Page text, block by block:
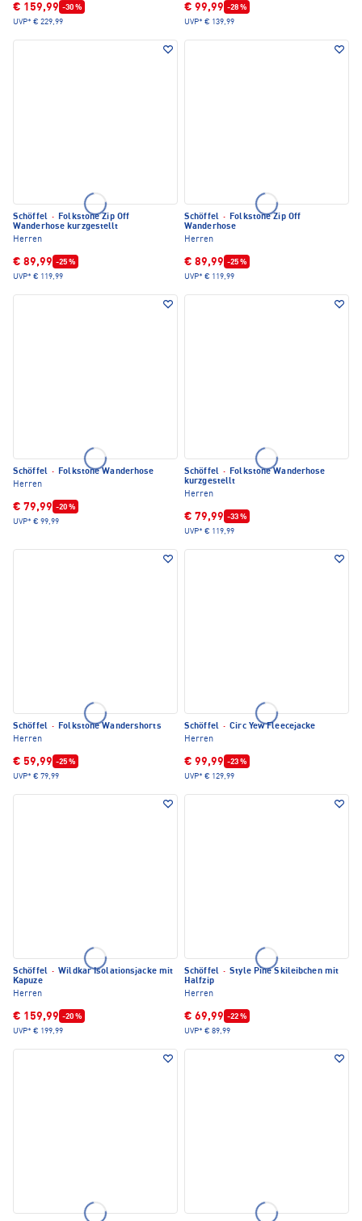
€ 159,99 -30 %
UVP* € 229,99
€ 99,99 -28 %
UVP* € 139,99
Schöffel · Folkstone Zip Off
Wanderhose kurzgestellt
Herren
€ 89,99 -25 %
UVP* € 119,99
Schöffel · Folkstone Zip Off
Wanderhose
Herren
€ 89,99 -25 %
UVP* € 119,99
Schöffel · Folkstone Wanderhose
Herren
€ 79,99 -20 %
UVP* € 99,99
Schöffel · Folkstone Wanderhose
kurzgestellt
Herren
€ 79,99 -33 %
UVP* € 119,99
Schöffel · Folkstone Wandershorts
Herren
€ 59,99 -25 %
UVP* € 79,99
Schöffel · Circ Yew Fleecejacke
Herren
€ 99,99 -23 %
UVP* € 129,99
Schöffel · Wildkar Isolationsjacke mit
Kapuze
Herren
€ 159,99 -20 %
UVP* € 199,99
Schöffel · Style Pine Skileibchen mit
Halfzip
Herren
€ 69,99 -22 %
UVP* € 89,99